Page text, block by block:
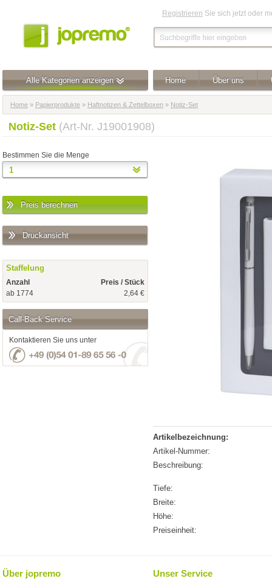
Registrieren Sie sich jetzt oder
Alle Kategorien anzeigen Home Über uns
Home » Papierprodukte » Haftnotizen & Zettelboxen » Notiz-Set
Notiz-Set (Art-Nr. J19001908)
Bestimmen Sie die Menge
Preis berechnen
Druckansicht
Staffelung
Anzahl
Preis / Stück
ab 1774
2,64 €
Call-Back Service
Kontaktieren Sie uns unter
Artikelbezeichnung:
Artikel-Nummer:
Beschreibung:
Tiefe:
Breite:
Höhe:
Preiseinheit:
Über jopremo Unser Service